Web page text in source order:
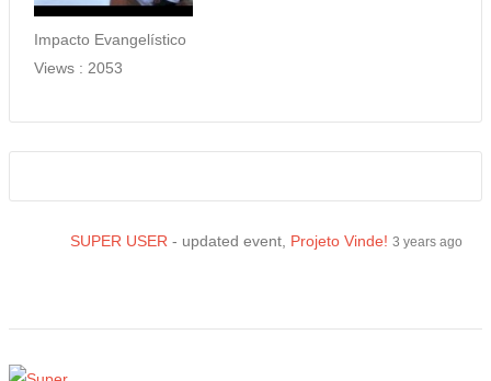
Impacto Evangelístico
Views : 2053
SUPER USER - updated event, Projeto Vinde! 3 years ago